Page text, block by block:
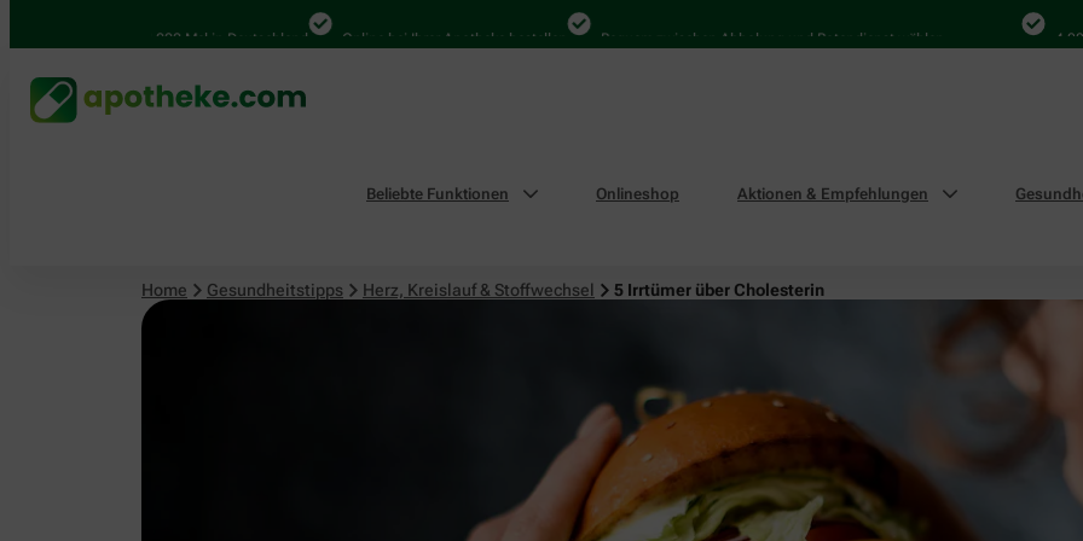
4.000 Mal in Deutschland Online bei Ihrer Apotheke bestellen Bequem zwischen Abholung und Botendienst wählen 4.000
Beliebte Funktionen Onlineshop Aktionen & Empfehlungen
Home Gesundheitstipps Herz, Kreislauf & Stoffwechsel 5 Irrtümer über Cholesterin
Herz, Kreislauf & Stoffwechsel